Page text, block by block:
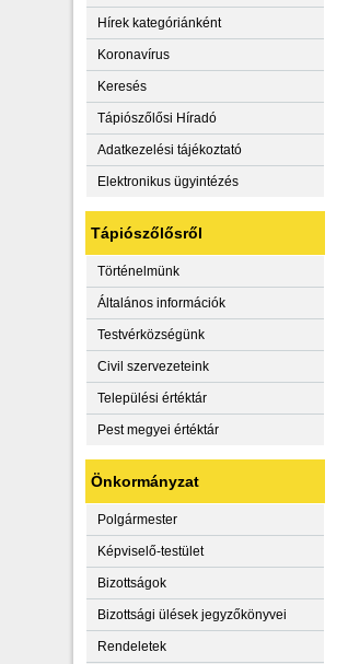
Hírek kategóriánként
Koronavírus
Keresés
Tápiószőlősi Híradó
Adatkezelési tájékoztató
Elektronikus ügyintézés
Tápiószőlősről
Történelmünk
Általános információk
Testvérközségünk
Civil szervezeteink
Települési értéktár
Pest megyei értéktár
Önkormányzat
Polgármester
Képviselő-testület
Bizottságok
Bizottsági ülések jegyzőkönyvei
Rendeletek